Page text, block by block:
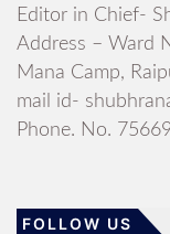
Editor in Chief-
Address – Ward
Mana Camp,
mail id-
Phone. No.
FOLLOW US